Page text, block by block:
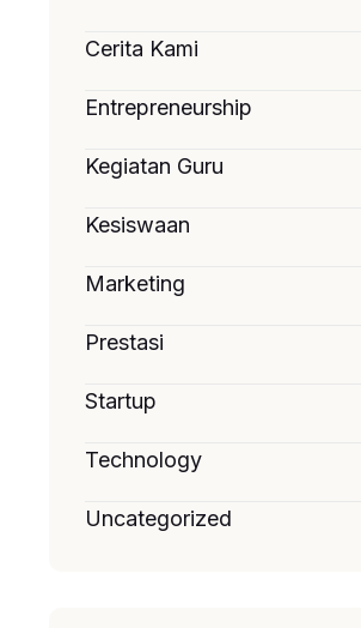
Cerita Kami
Entrepreneurship
Kegiatan Guru
Kesiswaan
Marketing
Prestasi
Startup
Technology
Uncategorized